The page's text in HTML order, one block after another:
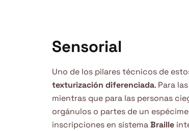
Sensorial
Uno de los pilares técnicos de
texturización diferenciada. Para
mientras que para las personas
orgánulos o partes de un
inscripciones en sistemaBraille